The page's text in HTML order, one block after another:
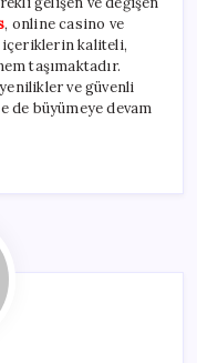
, online casino ve
içeriklerin kaliteli,
taşımaktadır.
ve güvenli
de büyümeye devam